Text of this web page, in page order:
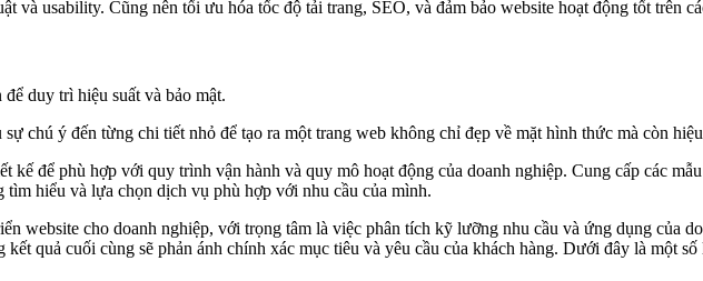
và usability. Cũng nên tối ưu hóa tốc độ tải trang, SEO, và đảm bảo website hoạt động tốt trên
duy trì hiệu suất và bảo mật.
chú ý đến từng chi tiết nhỏ để tạo ra một trang web không chỉ đẹp về mặt hình thức mà còn
kế để phù hợp với quy trình vận hành và quy mô hoạt động của doanh nghiệp. Cung cấp các
hiểu và lựa chọn dịch vụ phù hợp với nhu cầu của mình.
website cho doanh nghiệp, với trọng tâm là việc phân tích kỹ lưỡng nhu cầu và ứng dụng của
quả cuối cùng sẽ phản ánh chính xác mục tiêu và yêu cầu của khách hàng. Dưới đây là một